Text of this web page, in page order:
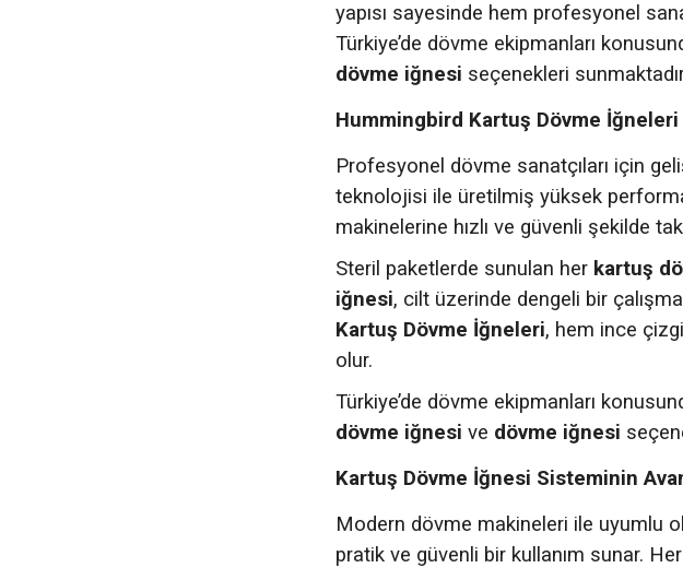
yapısı sayesinde hem profesyonel
Türkiye’de dövme ekipmanları
dövme iğnesi seçenekleri
Hummingbird Kartuş Dövme İğneleri
Profesyonel dövme sanatçıları için
teknolojisi ile üretilmiş yüksek
makinelerine hızlı ve güvenli şekilde
Steril paketlerde sunulan her kartuş
iğnesi, cilt üzerinde dengeli bir
Kartuş Dövme İğneleri, hem ince
olur.
Türkiye’de dövme ekipmanları
dövme iğnesi ve dövme iğnesi
Kartuş Dövme İğnesi Sisteminin
Modern dövme makineleri ile uyumlu
pratik ve güvenli bir kullanım sunar. Her